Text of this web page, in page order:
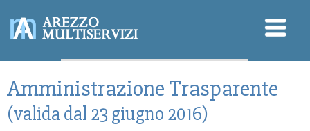
Qualità - Ambiente
Modello Organizzativo
D.Lgs. 196/2003 (Privacy)
Amministrazione Trasparente
(valida dal 23 giugno 2016)